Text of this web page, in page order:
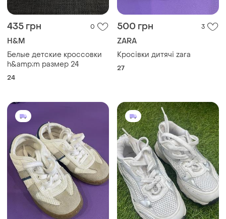
435 грн 0
H&M
Белые детские кроссовки
h&amp;m размер 24
24
500 грн 3
ZARA
Кросівки дитячі zara
27